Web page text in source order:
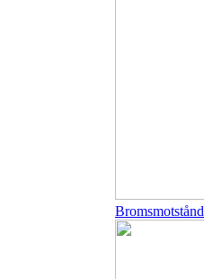
Bromsmotstånd